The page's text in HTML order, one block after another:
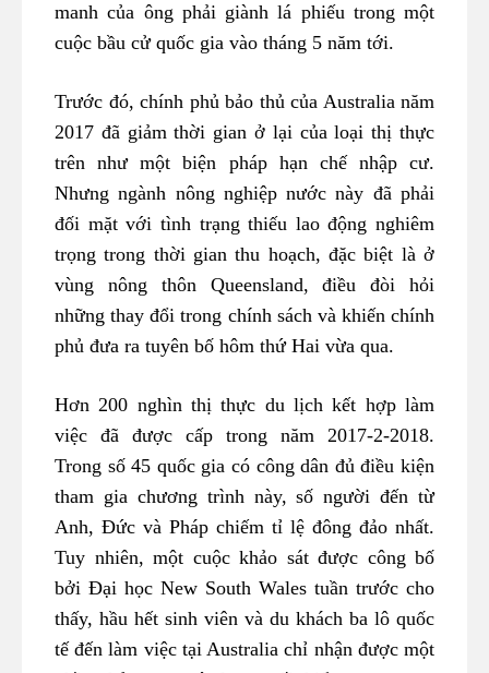
manh của ông phải giành lá phiếu trong một
cuộc bầu cử quốc gia vào tháng 5 năm tới.
Trước đó, chính phủ bảo thủ của Australia năm
2017 đã giảm thời gian ở lại của loại thị thực
trên như một biện pháp hạn chế nhập cư.
Nhưng ngành nông nghiệp nước này đã phải
đối mặt với tình trạng thiếu lao động nghiêm
trọng trong thời gian thu hoạch, đặc biệt là ở
vùng nông thôn Queensland, điều đòi hỏi
những thay đổi trong chính sách và khiến chính
phủ đưa ra tuyên bố hôm thứ Hai vừa qua.
Hơn 200 nghìn thị thực du lịch kết hợp làm
việc đã được cấp trong năm 2017-2-2018.
Trong số 45 quốc gia có công dân đủ điều kiện
tham gia chương trình này, số người đến từ
Anh, Đức và Pháp chiếm tỉ lệ đông đảo nhất.
Tuy nhiên, một cuộc khảo sát được công bố
bởi Đại học New South Wales tuần trước cho
thấy, hầu hết sinh viên và du khách ba lô quốc
tế đến làm việc tại Australia chỉ nhận được một